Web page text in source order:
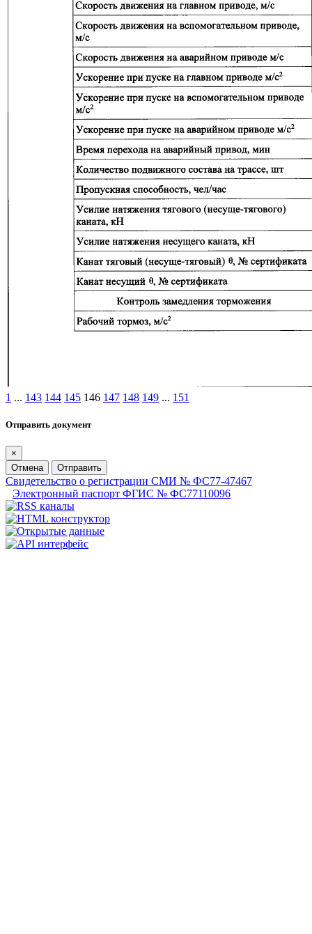
1 ... 143 144 145 146 147 148 149 ... 151
Отправить документ
×
Отмена
Отправить
Свидетельство о регистрации СМИ № ФС77-47467
Электронный паспорт ФГИС № ФС77110096